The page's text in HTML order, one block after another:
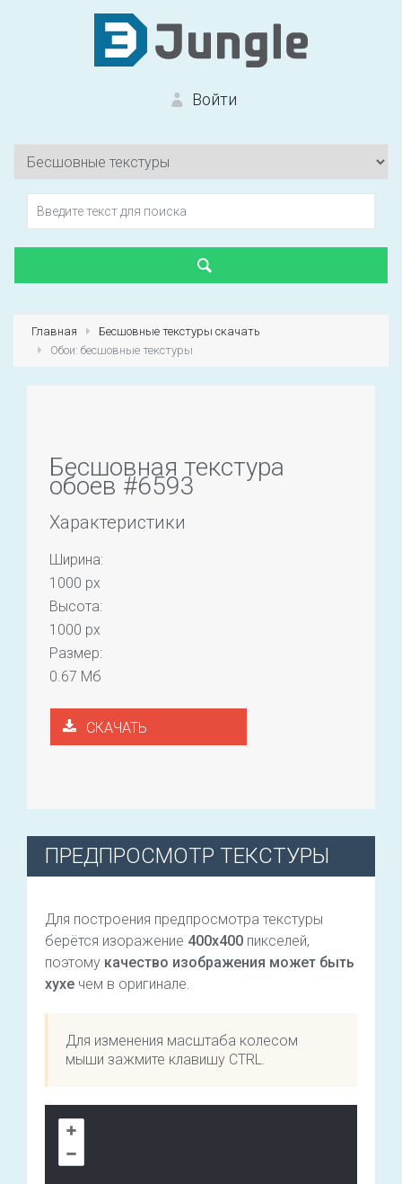
Войти
Вход на сайт
Первый раз?
Главная
Бесшовные текстуры скачать
Обои: бесшовные текстуры
Бесшовная текстура
обоев #6593
Характеристики
Ширина:
1000 px
Высота:
1000 px
Размер:
0.67 Мб
СКАЧАТЬ
ПРЕДПРОСМОТР ТЕКСТУРЫ
Для построения предпросмотра текстуры
берётся изоражение 400х400 пикселей,
поэтому качество изображения может быть
хухе чем в оригинале.
Для изменения масштаба колесом
мыши зажмите клавишу CTRL.